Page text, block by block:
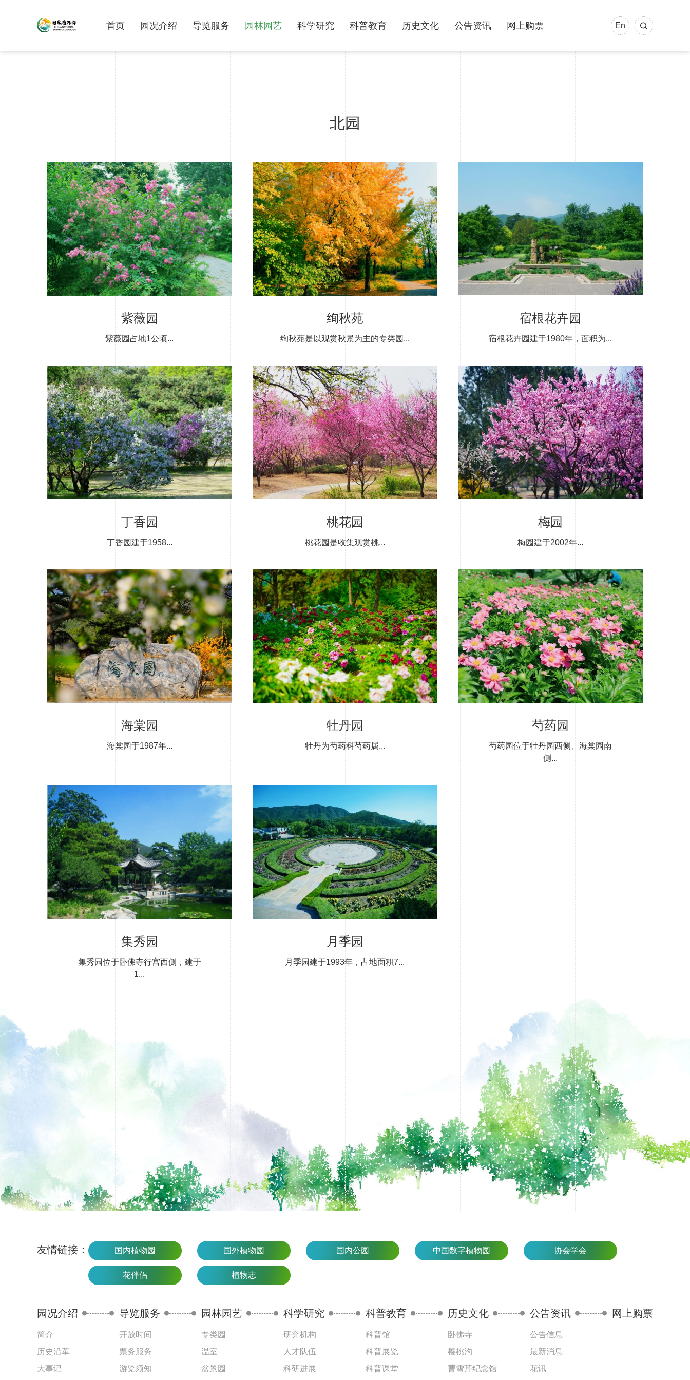
En
首页 园况介绍 导览服务 园林园艺 科学研究 科普教育 历史文化 公告资讯 网上购票
北园
紫薇园
紫薇园占地1公顷...
绚秋苑
绚秋苑是以观赏秋景为主的专类园...
宿根花卉园
宿根花卉园建于1980年，面积为...
丁香园
丁香园建于1958...
桃花园
桃花园是收集观赏桃...
梅园
梅园建于2002年...
海棠园
海棠园于1987年...
牡丹园
牡丹为芍药科芍药属...
芍药园
芍药园位于牡丹园西侧、海棠园南
侧...
集秀园
集秀园位于卧佛寺行宫西侧，建于
1...
月季园
月季园建于1993年，占地面积7...
友情链接： 国内植物园 国外植物园 国内公园 中国数字植物园 协会学会
花伴侣 植物志
园况介绍
简介
历史沿革
大事记
导览服务
开放时间
票务服务
游览须知
园林园艺
专类园
温室
盆景园
科学研究
研究机构
人才队伍
科研进展
科普教育
科普馆
科普展览
科普课堂
历史文化
卧佛寺
樱桃沟
曹雪芹纪念馆
公告资讯
公告信息
最新消息
花讯
网上购票